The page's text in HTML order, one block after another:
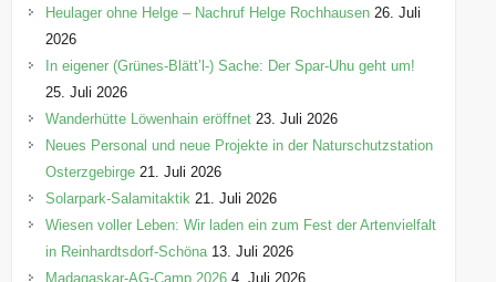
Heulager ohne Helge – Nachruf Helge Rochhausen 26. Juli
2026
In eigener (Grünes-Blätt’l-) Sache: Der Spar-Uhu geht um!
25. Juli 2026
Wanderhütte Löwenhain eröffnet 23. Juli 2026
Neues Personal und neue Projekte in der Naturschutzstation
Osterzgebirge 21. Juli 2026
Solarpark-Salamitaktik 21. Juli 2026
Wiesen voller Leben: Wir laden ein zum Fest der Artenvielfalt
in Reinhardtsdorf-Schöna 13. Juli 2026
Madagaskar-AG-Camp 2026 4. Juli 2026